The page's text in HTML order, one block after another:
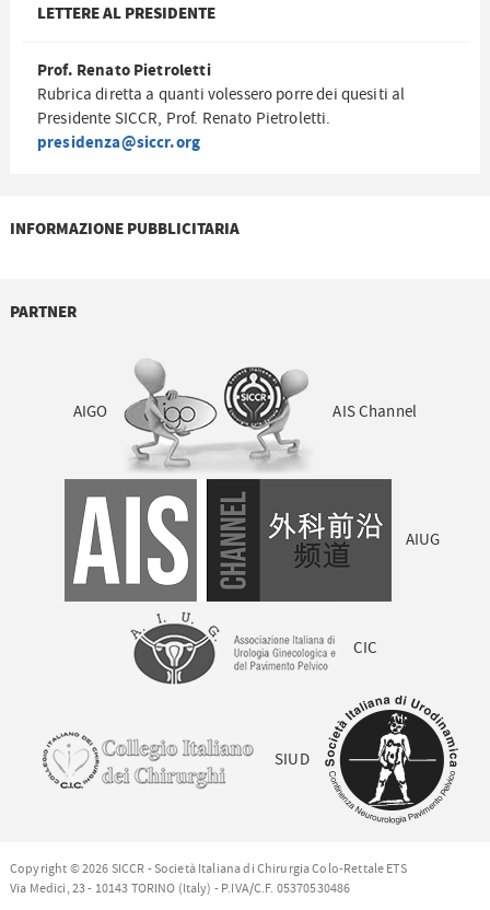
LETTERE AL PRESIDENTE
Prof. Renato Pietroletti
Rubrica diretta a quanti volessero porre dei quesiti al
Presidente SICCR, Prof. Renato Pietroletti.
presidenza@siccr.org
INFORMAZIONE PUBBLICITARIA
PARTNER
AIGO AIS Channel
AIUG
CIC
SIUD
Copyright © 2026 SICCR - Società Italiana di Chirurgia Colo-Rettale ETS
Via Medici, 23 - 10143 TORINO (Italy) - P.IVA/C.F. 05370530486